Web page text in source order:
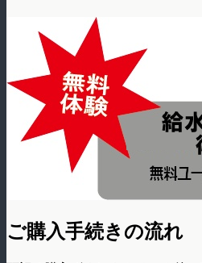
ご購入手続きの流れ